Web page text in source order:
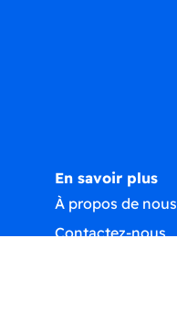
En savoir plus
À propos de nous
Contactez-nous